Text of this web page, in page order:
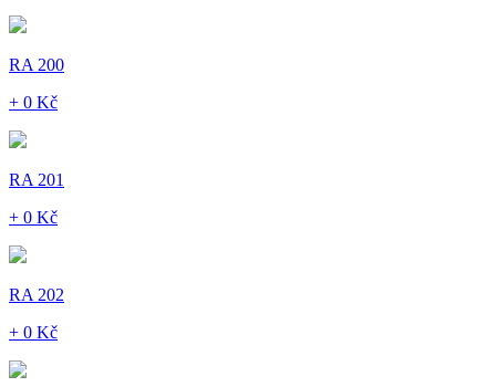
RA 200
+ 0 Kč
RA 201
+ 0 Kč
RA 202
+ 0 Kč